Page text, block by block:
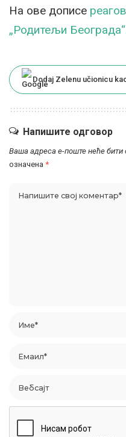
На ове дописе
„Родитељи
Dodaj Zelenu učionicu
Напишите одговор
Ваша адреса е-поште неће бити
означена *